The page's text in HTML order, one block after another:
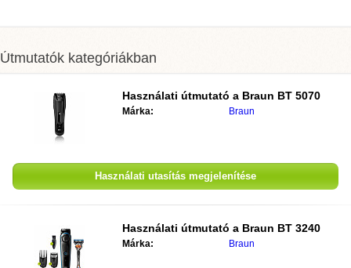
Útmutatók kategóriákban
Használati útmutató a Braun BT 5070
Márka: Braun
Használati utasítás megjelenítése
Használati útmutató a Braun BT 3240
Márka: Braun